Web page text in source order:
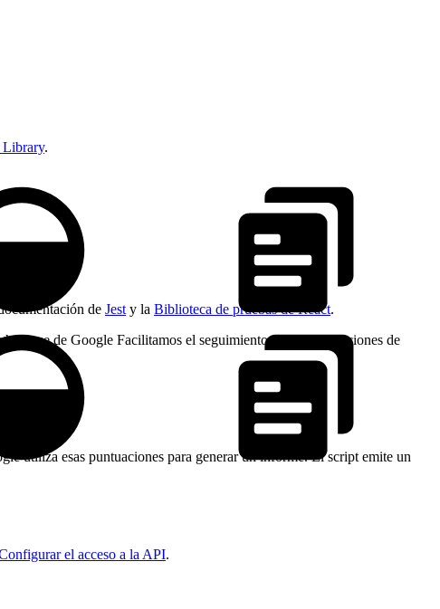
Library.
de Jest y la Biblioteca de pruebas de React.
de Google Facilitamos el seguimiento de las puntuaciones de
utiliza esas puntuaciones para generar un informe. El script emite un
el acceso a la API.